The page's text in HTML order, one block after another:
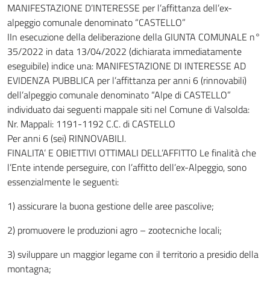
MANIFESTAZIONE D’INTERESSE per l’affittanza dell’ex-
alpeggio comunale denominato “CASTELLO”
IIn esecuzione della deliberazione della GIUNTA COMUNALE n°
35/2022 in data 13/04/2022 (dichiarata immediatamente
eseguibile) indice una: MANIFESTAZIONE DI INTERESSE AD
EVIDENZA PUBBLICA per l’affittanza per anni 6 (rinnovabili)
dell’alpeggio comunale denominato “Alpe di CASTELLO”
individuato dai seguenti mappale siti nel Comune di Valsolda:
Nr. Mappali: 1191-1192 C.C. di CASTELLO
Per anni 6 (sei) RINNOVABILI.
FINALITA’ E OBIETTIVI OTTIMALI DELL’AFFITTO Le finalità che
l’Ente intende perseguire, con l’affitto dell’ex-Alpeggio, sono
essenzialmente le seguenti:
1) assicurare la buona gestione delle aree pascolive;
2) promuovere le produzioni agro – zootecniche locali;
3) sviluppare un maggior legame con il territorio a presidio della
montagna;